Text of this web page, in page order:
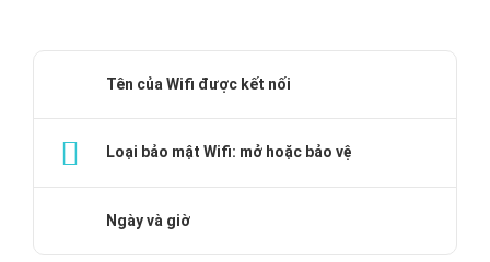
Tên của Wifi được kết nối
Loại bảo mật Wifi: mở hoặc bảo vệ
Ngày và giờ